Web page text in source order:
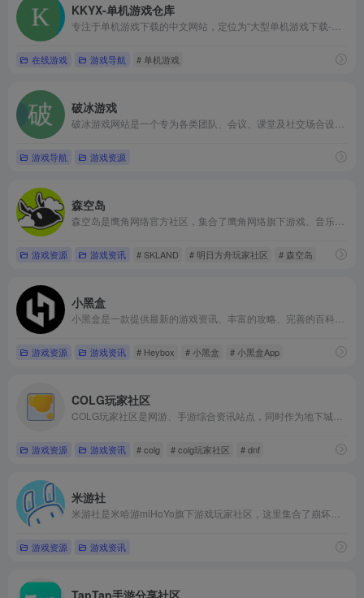
KKYX-单机游戏仓库
在线游戏 游戏导航 # 单机游戏
破冰游戏
游戏导航 游戏资源
森空岛
游戏资源 游戏资讯 # SKLAND # 明日方舟玩家社区 # 森空岛
小黑盒
游戏资源 游戏资讯 # Heybox # 小黑盒 # 小黑盒App
COLG玩家社区
游戏资源 游戏资讯 # colg # colg玩家社区 # dnf
米游社
游戏资源 游戏资讯
TapTap手游分享社区